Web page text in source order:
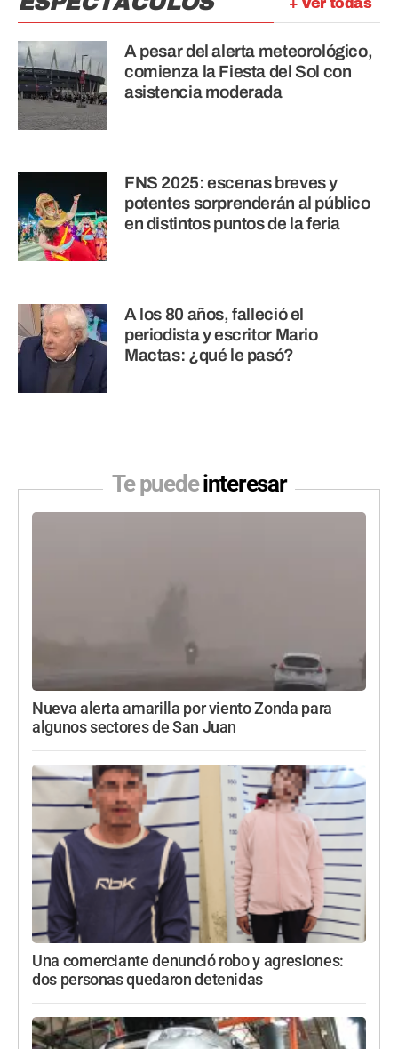
A pesar del alerta meteorológico,
comienza la Fiesta del Sol con
asistencia moderada
FNS 2025: escenas breves y
potentes sorprenderán al público
en distintos puntos de la feria
A los 80 años, falleció el
periodista y escritor Mario
Mactas: ¿qué le pasó?
Te puedeinteresar
Nueva alerta amarilla por viento Zonda para
algunos sectores de San Juan
Una comerciante denunció robo y agresiones:
dos personas quedaron detenidas